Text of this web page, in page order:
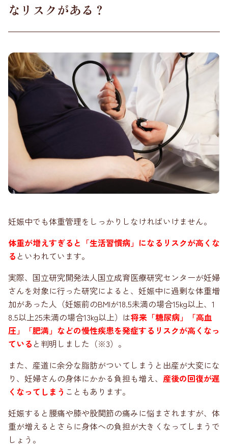
なリスクがある？
妊娠中でも体重管理をしっかりしなければいけません。
体重が増えすぎると「生活習慣病」になるリスクが高くな
る といわれています。
実際、国立研究開発法人国立成育医療研究センターが妊婦
さんを対象に行った研究によると、妊娠中に過剰な体重増
加があった人（妊娠前のBMIが18.5未満の場合15kg以上、1
8.5以上25未満の場合13kg以上）は将来 「糖尿病」「高血
圧」「肥満」などの慢性疾患を発症するリスクが高くなっ
ている と判明しました（※3）。
また、産道に余分な脂肪がついてしまうと出産が大変にな
り、妊婦さんの身体にかかる負担も増え、 産後の回復が遅
くなってしまう こともあります。
妊娠すると腰痛や膝や股関節の痛みに悩まされますが、体
重が増えるとさらに身体への負担が大きくなってしまうで
しょう。